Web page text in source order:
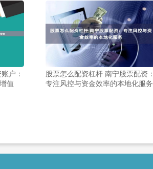
户：
值
股票怎么配资杠杆 南宁股票配资：
专注风控与资金效率的本地化服务